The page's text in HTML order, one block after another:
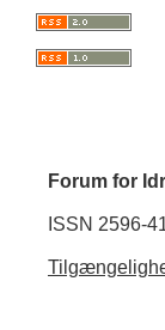
Forum for
ISSN 2596-